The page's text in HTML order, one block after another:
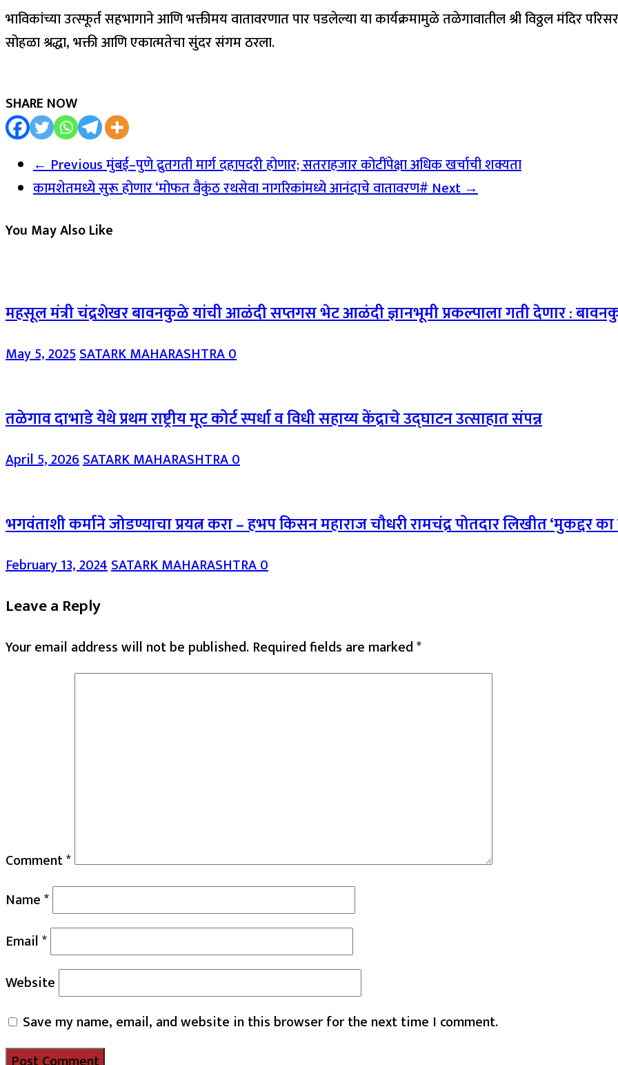
भाविकांच्या उत्स्फूर्त सहभागाने आणि भक्तीमय वातावरणात पार पडलेल्या या कार्यक्रमामुळे तळेगावातील श्री विठ्ठल मंदिर
सोहळा श्रद्धा, भक्ती आणि एकात्मतेचा सुंदर संगम ठरला.
SHARE NOW
← Previousमुंबई–पुणे द्रुतगती मार्ग दहापदरी होणार; सतराहजार कोटींपेक्षा अधिक खर्चाची शक्यता
कामशेतमध्ये सुरू होणार ‘मोफत वैकुंठ रथसेवा नागरिकांमध्ये आनंदाचे वातावरण#Next →
You May Also Like
महसूल मंत्री चंद्रशेखर बावनकुळे यांची आळंदी सप्तगस भेट आळंदी ज्ञानभूमी प्रकल्पाला गती देणार :
May 5, 2025SATARK MAHARASHTRA0
तळेगाव दाभाडे येथे प्रथम राष्ट्रीय मूट कोर्ट स्पर्धा व विधी सहाय्य केंद्राचे उद्घाटन उत्साहात संपन्न
April 5, 2026SATARK MAHARASHTRA0
भगवंताशी कर्माने जोडण्याचा प्रयत्न करा – हभप किसन महाराज चौधरी रामचंद्र पोतदार लिखीत ‘मुकद्दर
February 13, 2024SATARK MAHARASHTRA0
Leave a Reply
Your email address will not be published. Required fields are marked*
Comment*
Name*
Email*
Website
Save my name, email, and website in this browser for the next time I comment.